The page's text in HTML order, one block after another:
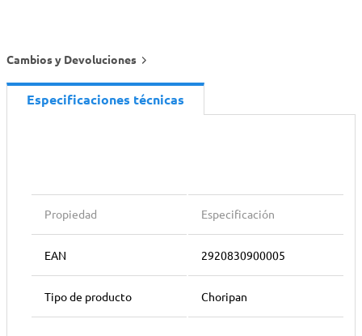
Cambios y Devoluciones
Especificaciones técnicas
Propiedad Especificación
EAN 2920830900005
Tipo de producto Choripan